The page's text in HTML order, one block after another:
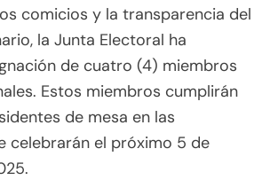
comicios y la transparencia del
la Junta Electoral ha
de cuatro (4) miembros
Estos miembros cumplirán
de mesa en las
celebrarán el próximo 5 de